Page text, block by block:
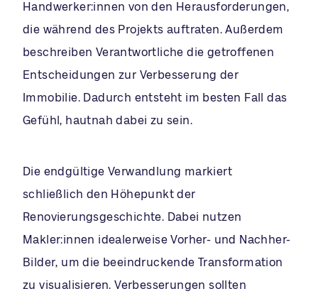
Handwerker:innen von den Herausforderungen,
die während des Projekts auftraten. Außerdem
beschreiben Verantwortliche die getroffenen
Entscheidungen zur Verbesserung der
Immobilie. Dadurch entsteht im besten Fall das
Gefühl, hautnah dabei zu sein.
Die endgültige Verwandlung markiert
schließlich den Höhepunkt der
Renovierungsgeschichte. Dabei nutzen
Makler:innen idealerweise Vorher- und Nachher-
Bilder, um die beeindruckende Transformation
zu visualisieren. Verbesserungen sollten